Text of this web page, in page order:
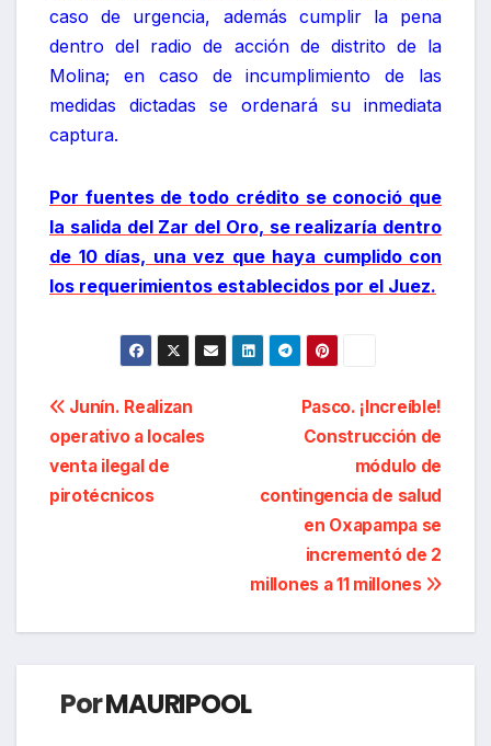
caso de urgencia, además cumplir la pena
dentro del radio de acción de distrito de la
Molina; en caso de incumplimiento de las
medidas dictadas se ordenará su inmediata
captura.
Por fuentes de todo crédito se conoció que
la salida del Zar del Oro, se realizaría dentro
de 10 días, una vez que haya cumplido con
los requerimientos establecidos por el Juez.
Navegación
de
entradas
Pasco. ¡Increíble!
Construcción de
módulo de
contingencia de salud
en Oxapampa se
incrementó de 2
millones a 11 millones
Junín. Realizan
operativo a locales
venta ilegal de
pirotécnicos
PorMAURIPOOL